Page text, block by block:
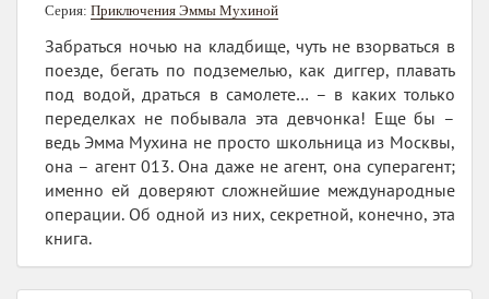
Серия: Приключения Эммы Мухиной
Забраться ночью на кладбище, чуть не взорваться в
поезде, бегать по подземелью, как диггер, плавать
под водой, драться в самолете… – в каких только
переделках не побывала эта девчонка! Еще бы –
ведь Эмма Мухина не просто школьница из Москвы,
она – агент 013. Она даже не агент, она суперагент;
именно ей доверяют сложнейшие международные
операции. Об одной из них, секретной, конечно, эта
книга.